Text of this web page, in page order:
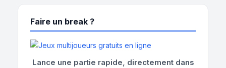
Faire un break ?
Lance une partie rapide, directement dans